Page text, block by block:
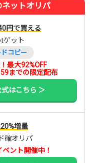
ットオリパ
円で買える
ゲット
ドコピー
最大92%OFF
までの限定配布
はこちら ＞
増量
確オリパ
ント開催中！